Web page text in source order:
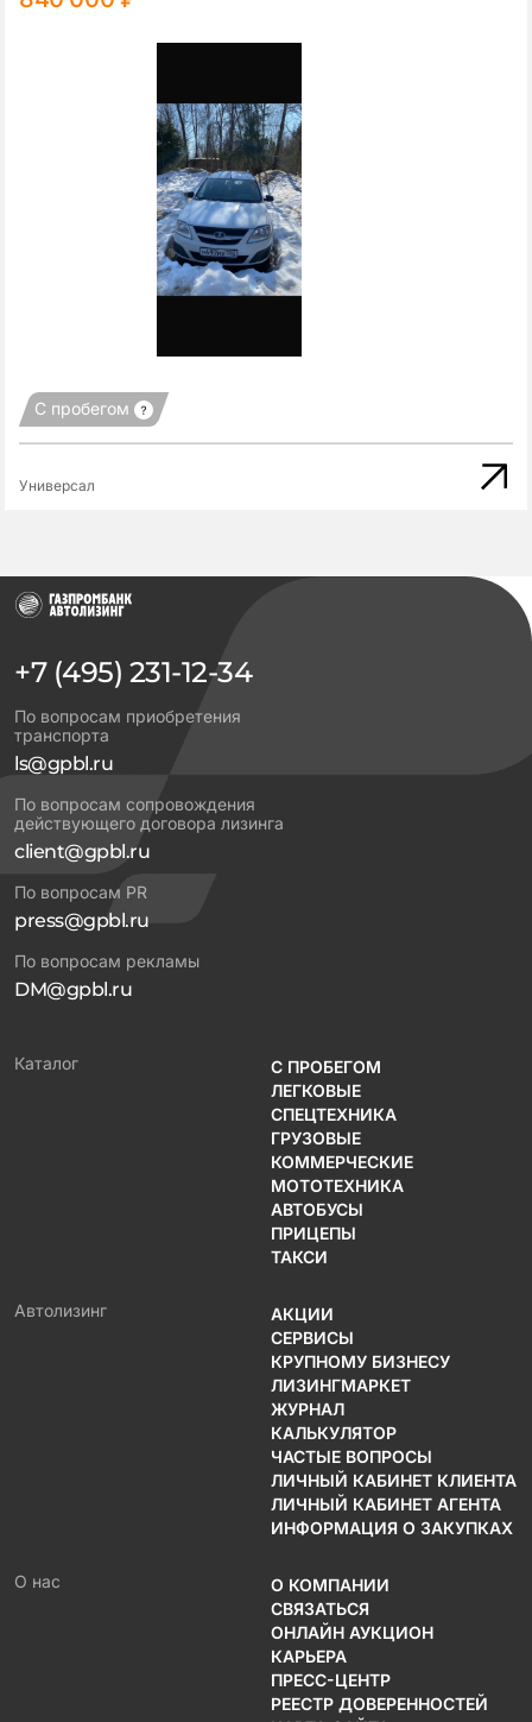
С пробегом
Универсал
+7 (495) 231-12-34
По вопросам приобретения
транспорта
ls@gpbl.ru
По вопросам сопровождения
действующего договора лизинга
client@gpbl.ru
По вопросам PR
press@gpbl.ru
По вопросам рекламы
DM@gpbl.ru
Каталог
С ПРОБЕГОМ
ЛЕГКОВЫЕ
СПЕЦТЕХНИКА
ГРУЗОВЫЕ
КОММЕРЧЕСКИЕ
МОТОТЕХНИКА
АВТОБУСЫ
ПРИЦЕПЫ
ТАКСИ
Автолизинг
АКЦИИ
СЕРВИСЫ
КРУПНОМУ БИЗНЕСУ
ЛИЗИНГМАРКЕТ
ЖУРНАЛ
КАЛЬКУЛЯТОР
ЧАСТЫЕ ВОПРОСЫ
ЛИЧНЫЙ КАБИНЕТ КЛИЕНТА
ЛИЧНЫЙ КАБИНЕТ АГЕНТА
ИНФОРМАЦИЯ О ЗАКУПКАХ
О нас
О КОМПАНИИ
СВЯЗАТЬСЯ
ОНЛАЙН АУКЦИОН
КАРЬЕРА
ПРЕСС-ЦЕНТР
РЕЕСТР ДОВЕРЕННОСТЕЙ